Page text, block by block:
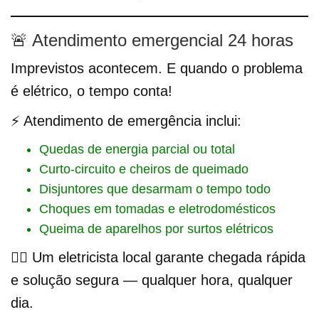
🚨 Atendimento emergencial 24 horas
Imprevistos acontecem. E quando o problema
é elétrico, o tempo conta!
⚡ Atendimento de emergência inclui:
Quedas de energia parcial ou total
Curto-circuito e cheiros de queimado
Disjuntores que desarmam o tempo todo
Choques em tomadas e eletrodomésticos
Queima de aparelhos por surtos elétricos
👷‍♂️ Um eletricista local garante chegada rápida
e solução segura — qualquer hora, qualquer
dia.